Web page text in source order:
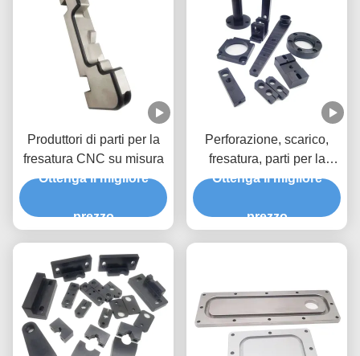
Produttori di parti per la
fresatura CNC su misura
Ottenga il migliore
prezzo
Perforazione, scarico,
fresatura, parti per la
tornitura di utensili CNC
Ottenga il migliore
prezzo